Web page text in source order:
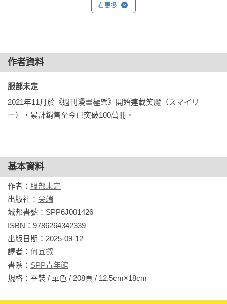
「毛骨悚然」就是對這部作品最大的讚美。
──讀者E
看更多
作者資料
服部未定
2021年11月於《週刊漫畫極樂》開始連載笑魘（スマイリ
ー），累計銷售至今已突破100萬冊。
基本資料
作者： 服部未定
出版社： 尖端
城邦書號：SPP6J001426
ISBN：9786264342339
出版日期：2025-09-12
譯者： 何宜叡
書系： SPP青年館
規格：平裝 / 單色 / 208頁 / 12.5cm×18cm